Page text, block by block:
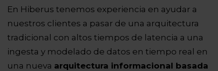
En Hiberus tenemos experiencia en ayudar a
nuestros clientes a pasar de una arquitectura
tradicional con altos tiempos de latencia a una
ingesta y modelado de datos en tiempo real en
una nueva arquitectura informacional basada